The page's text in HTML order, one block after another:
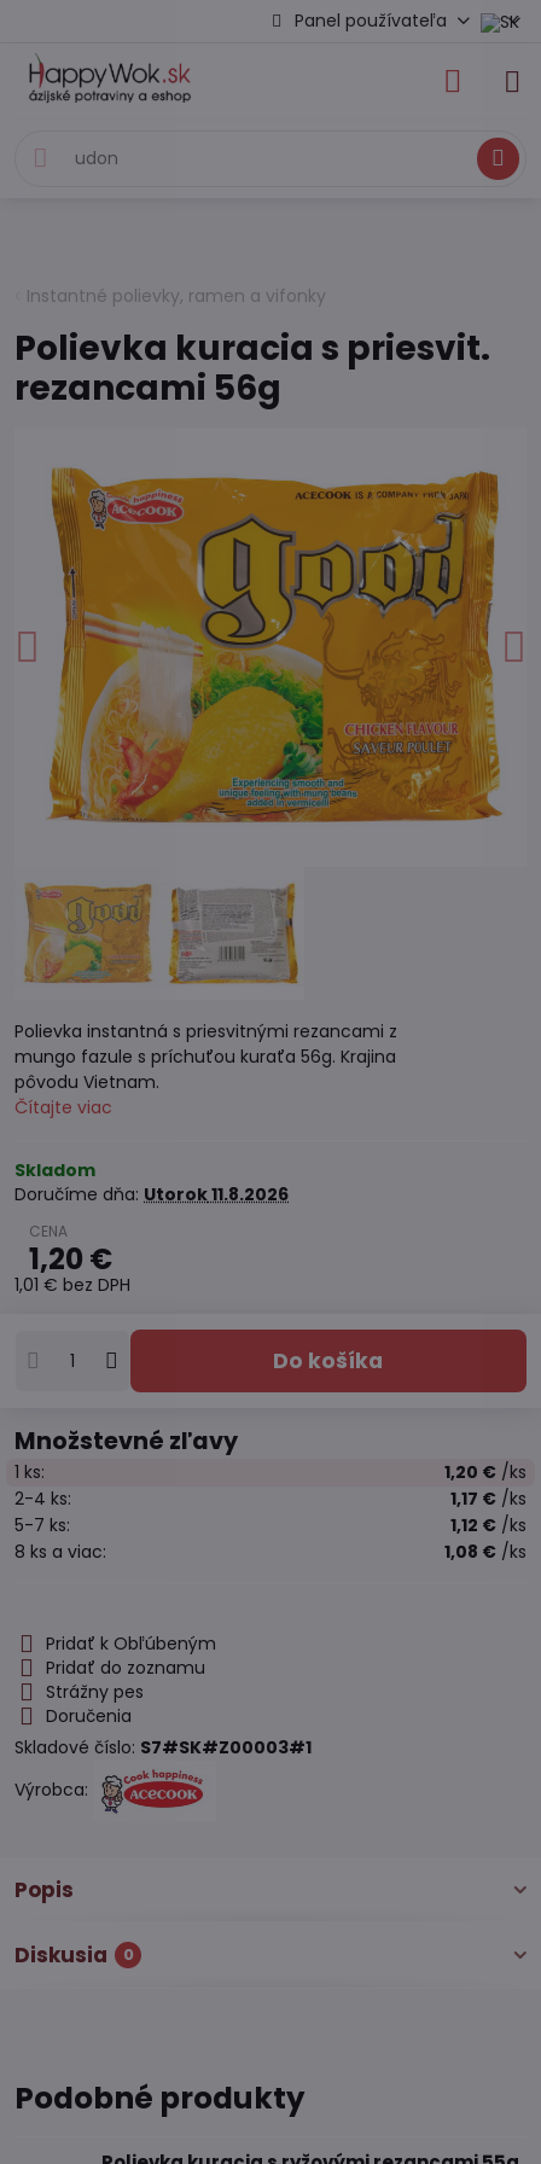
Panel používateľa
Hľadať
Instantné polievky, ramen a vifonky
Polievka kuracia s priesvit.
rezancami 56g
Polievka instantná s priesvitnými rezancami z
mungo fazule s príchuťou kuraťa 56g. Krajina
pôvodu Vietnam.
Čítajte viac
Skladom
Doručíme dňa: Utorok11.8.2026
1,20 €
1,01 € bez DPH
Do košíka
Množstevné zľavy
1 ks: 1,20 € /ks
2-4 ks: 1,17 € /ks
5-7 ks: 1,12 € /ks
8 ks a viac: 1,08 € /ks
Pridať k Obľúbeným
Pridať do zoznamu
Strážny pes
Doručenia
Skladové číslo: S7#SK#Z00003#1
Výrobca:
Popis
Diskusia 0
Podobné produkty